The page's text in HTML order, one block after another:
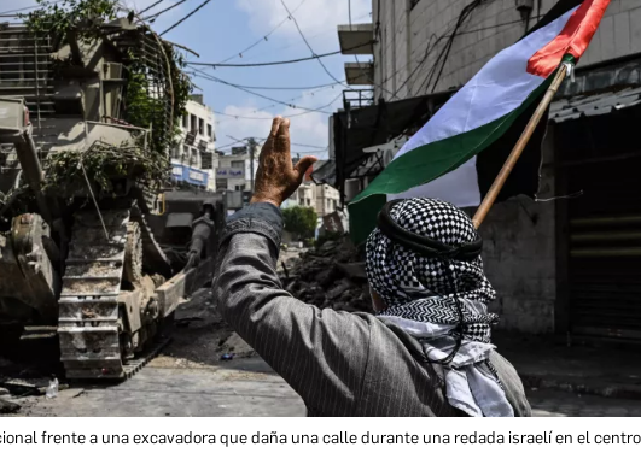
frente a una excavadora que daña una calle durante una redada israelí en el centro